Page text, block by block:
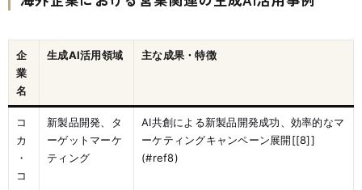
企
業
名
生成AI活用領域 主な成果・特徴
コ
カ
・
コ
新製品開発、タ
ーゲットマーケ
ティング
AI共創による新製品開発成功、効率的なマ
ーケティングキャンペーン展開[[8]]
(#ref8)